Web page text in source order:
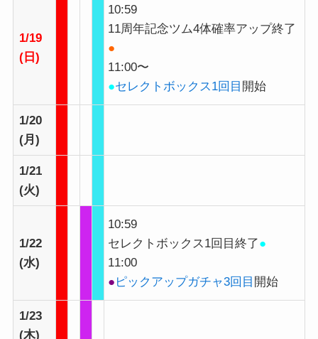
1/19
(日)
10:59
11周年記念ツム4体確率アップ終了
●
11:00〜
●セレクトボックス1回目 開始
1/20
(月)
1/21
(火)
1/22
(水)
10:59
セレクトボックス1回目終了●
11:00
● ピックアップガチャ3回目 開始
1/23
(木)